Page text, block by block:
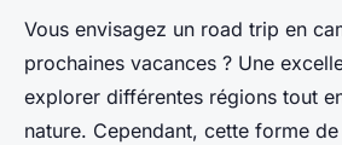
Vous envisagez un road trip en
prochaines vacances ? Une
explorer différentes régions tout
nature. Cependant, cette forme